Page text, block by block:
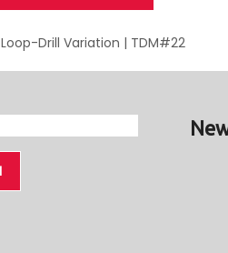
Loop-Drill Variation | TDM#22